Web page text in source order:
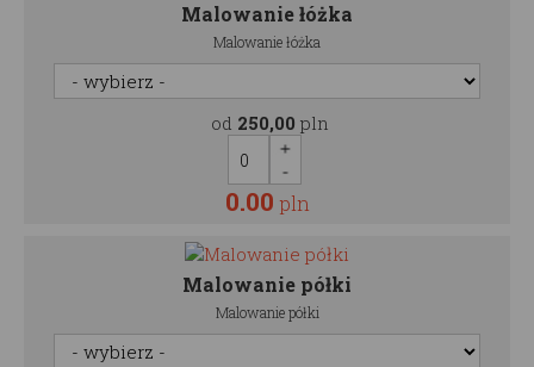
Malowanie łóżka
Malowanie łóżka
od 250,00 pln
0.00 pln
Malowanie półki
Malowanie półki